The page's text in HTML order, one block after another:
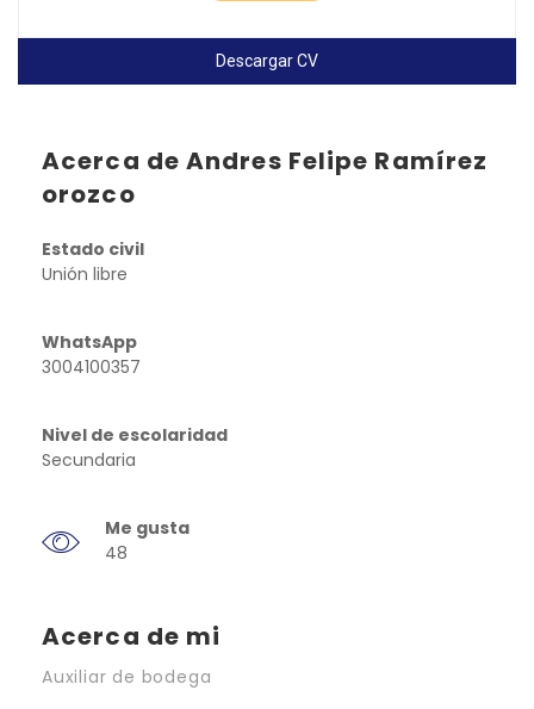
Descargar CV
Acerca de Andres Felipe Ramírez
orozco
Estado civil
Unión libre
WhatsApp
3004100357
Nivel de escolaridad
Secundaria
Me gusta
48
Acerca de mi
Auxiliar de bodega